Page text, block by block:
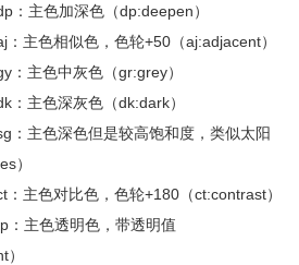
：主色加深色（dp:deepen）
主色相似色，色轮+50（aj:adjacent）
：主色中灰色（gr:grey）
：主色深灰色（dk:dark）
：主色深色但是较高饱和度，类似太阳
）
主色对比色，色轮+180（ct:contrast）
：主色透明色，带透明值